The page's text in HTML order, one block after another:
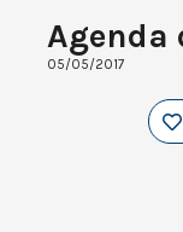
Agenda
05/05/2017